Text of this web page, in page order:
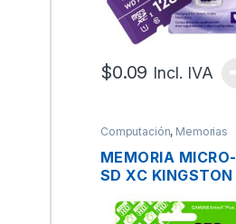
$0.09 Incl. IVA
Computación, Memorias
MEMORIA MICRO-
SD XC KINGSTON
128GB CLASE 10